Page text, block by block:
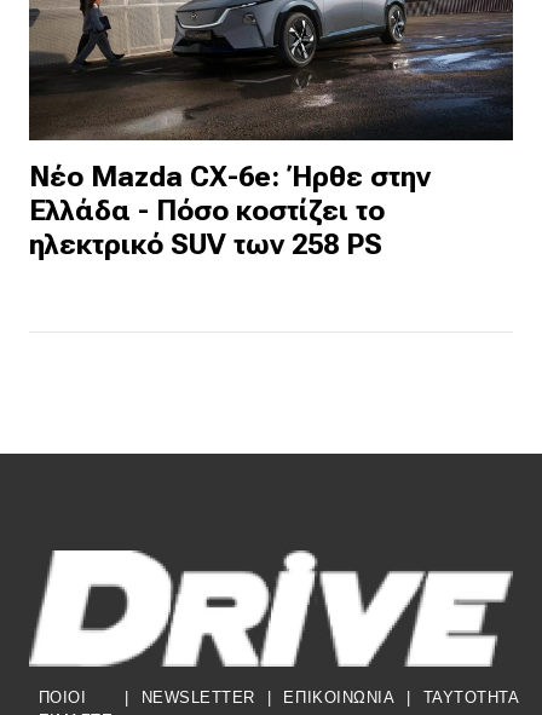
Νέο Mazda CX-6e: Ήρθε στην
Ελλάδα - Πόσο κοστίζει το
ηλεκτρικό SUV των 258 PS
ΠΟΙΟΙ
NEWSLETTER ΕΠΙΚΟΙΝΩΝΙΑ TAYTOTHTA